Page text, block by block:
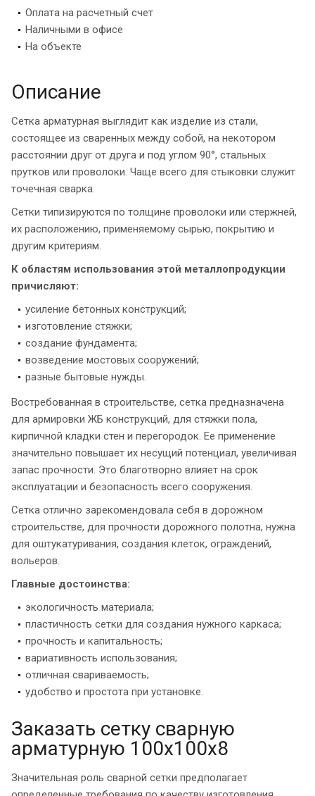
Оплата на расчетный счет
Наличными в офисе
На объекте
Описание
Сетка арматурная выглядит как изделие из стали,
состоящее из сваренных между собой, на некотором
расстоянии друг от друга и под углом 90°, стальных
прутков или проволоки. Чаще всего для стыковки служит
точечная сварка.
Сетки типизируются по толщине проволоки или стержней,
их расположению, применяемому сырью, покрытию и
другим критериям.
К областям использования этой металлопродукции
причисляют:
усиление бетонных конструкций;
изготовление стяжки;
создание фундамента;
возведение мостовых сооружений;
разные бытовые нужды.
Востребованная в строительстве, сетка предназначена
для армировки ЖБ конструкций, для стяжки пола,
кирпичной кладки стен и перегородок. Ее применение
значительно повышает их несущий потенциал, увеличивая
запас прочности. Это благотворно влияет на срок
эксплуатации и безопасность всего сооружения.
Сетка отлично зарекомендовала себя в дорожном
строительстве, для прочности дорожного полотна, нужна
для оштукатуривания, создания клеток, ограждений,
вольеров.
Главные достоинства:
экологичность материала;
пластичность сетки для создания нужного каркаса;
прочность и капитальность;
вариативность использования;
отличная свариваемость;
удобство и простота при установке.
Заказать сетку сварную
арматурную 100х100х8
Значительная роль сварной сетки предполагает